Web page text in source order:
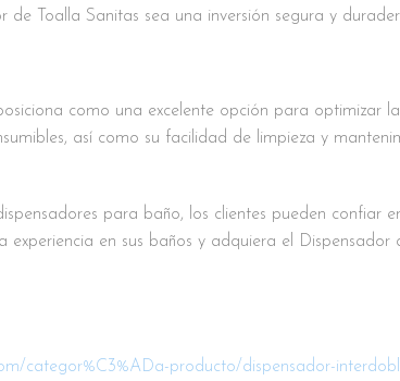
Toalla Sanitas sea una inversión segura y
como una excelente opción para optimizar
así como su facilidad de limpieza y
para baño, los clientes pueden confiar
en sus baños y adquiera el
categor%C3%ADa-producto/dispensador-